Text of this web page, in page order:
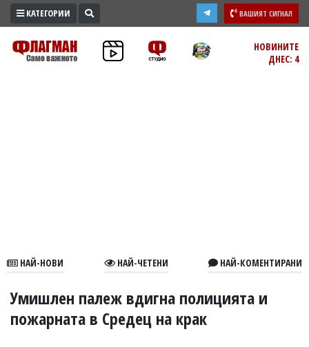
ПРОМО
ЗОНА
В
УКРАЙНА
КАТЕГОРИИ ВАШИЯТ СИГНАЛ
НОВИНИТЕ
ДНЕС: 4
НАЙ-НОВИ НАЙ-ЧЕТЕНИ НАЙ-КОМЕНТИРАНИ
Умишлен палеж вдигна полицията и
пожарната в Средец на крак